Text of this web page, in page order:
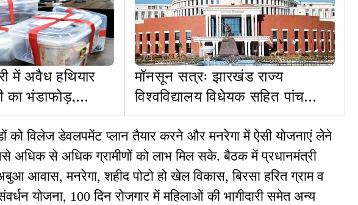
में अवैध हथियार
का भंडाफोड़,
मॉनसून सत्रः झारखंड राज्य
विश्वविद्यालय विधेयक सहित पांच
विधेयक सदन में पास
को विलेज डेवलपमेंट प्लान तैयार करने और मनरेगा में ऐसी योजनाएं लेने
अधिक से अधिक ग्रामीणों को लाभ मिल सके. बैठक में प्रधानमंत्री
आवास, मनरेगा, शहीद पोटो हो खेल विकास, बिरसा हरित ग्राम व
योजना, 100 दिन रोजगार में महिलाओं की भागीदारी समेत अन्य